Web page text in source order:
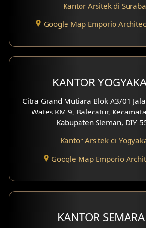
Fasad Ruko
Fasad Paviliun
Fasad Villa
Fasad Klinik
Desain Basement
Desain Mezanin
Desain Rumah Moroccan
Kantor Arsitek di
Google Map Emporio
KANTOR
Citra Grand Mutiara Blok A3/01
Wates KM 9, Balecatur,
Kabupaten Sleman, DIY
Kantor Arsitek di
Google Map Emporio
KANTOR